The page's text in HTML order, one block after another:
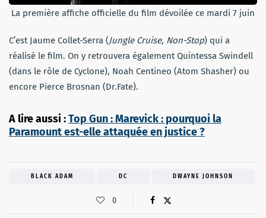
La première affiche officielle du film dévoilée ce mardi 7 juin
C’est Jaume Collet-Serra (Jungle Cruise, Non-Stop) qui a
réalisé le film. On y retrouvera également Quintessa Swindell
(dans le rôle de Cyclone), Noah Centineo (Atom Shasher) ou
encore Pierce Brosnan (Dr.Fate).
A lire aussi :Top Gun : Marevick : pourquoi la
Paramount est-elle attaquée en justice ?
BLACK ADAM DC DWAYNE JOHNSON
0